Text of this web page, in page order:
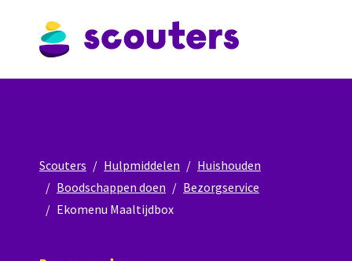
Scouters Hulpmiddelen
Huishouden
Boodschappen doen
Bezorgservice
Ekomenu Maaltijdbox